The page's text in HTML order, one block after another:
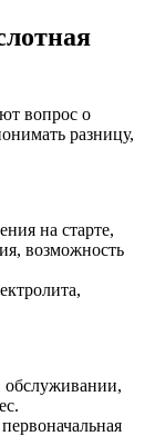
вопрос о
разницу,
на старте,
возможность
обслуживании,